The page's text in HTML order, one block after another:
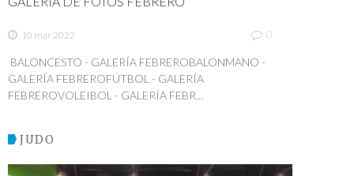
10 mar 2022 0
BALONCESTO - GALERÍA FEBREROBALONMANO -
GALERÍA FEBREROFÚTBOL - GALERÍA
FEBREROVOLEIBOL - GALERÍA FEBR...
JUDO